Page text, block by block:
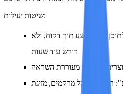
שיטות יעילות:
— מתבצע תוך דקות, ולא
דורש עוד שעות
בסביבה מעוררת השראה
תקריבים של מרקמים, מזיגת